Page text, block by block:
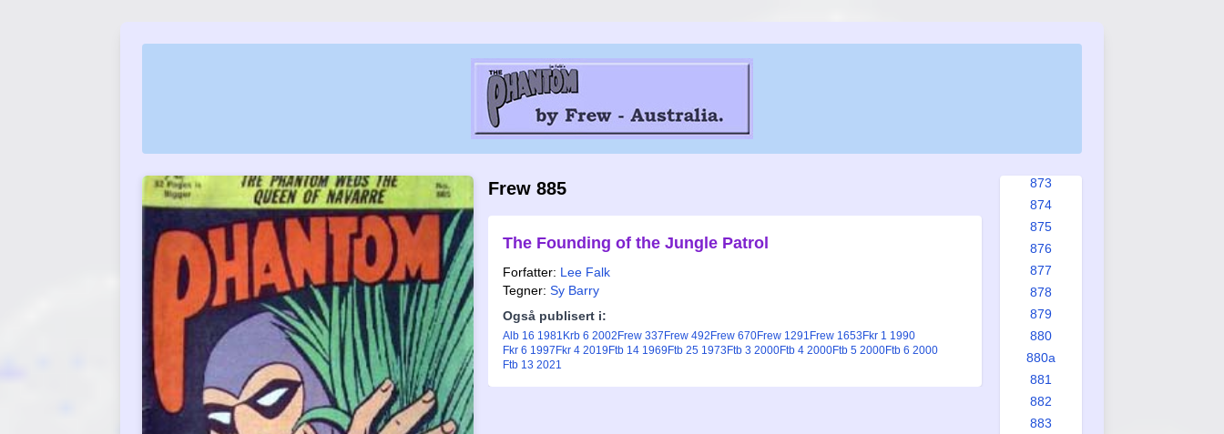
Frew 885
The Founding of the Jungle Patrol
Forfatter: Lee Falk
Tegner: Sy Barry
Også publisert i:
Alb 16 1981 Krb 6 2002 Frew 337 Frew 492 Frew 670Frew 1291 Frew 1653 Fkr 1 1990
Fkr 6 1997 Fkr 4 2019 Ftb 14 1969 Ftb 25 1973 Ftb 3 2000Ftb 4 2000Ftb 5 2000Ftb 6 2000
Ftb 13 2021
873
874
875
876
877
878
879
880
880a
881
882
883